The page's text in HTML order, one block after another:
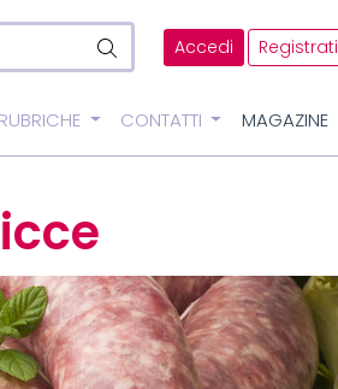
Accedi Registrati
RUBRICHE CONTATTI MAGAZINE